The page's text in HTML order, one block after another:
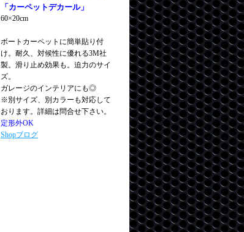
「カーペットデカール」
60×20cm
ボートカーペットに簡単貼り付
け。耐久、対候性に優れる3M社
製。滑り止め効果も。迫力のサイ
ズ。
ガレージのインテリアにも◎
※別サイズ、別カラーも対応して
おります。詳細は問合せ下さい。
定形外OK
Shopブログ